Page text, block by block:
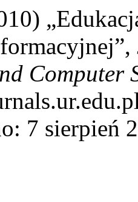
Computer
7 sierpień